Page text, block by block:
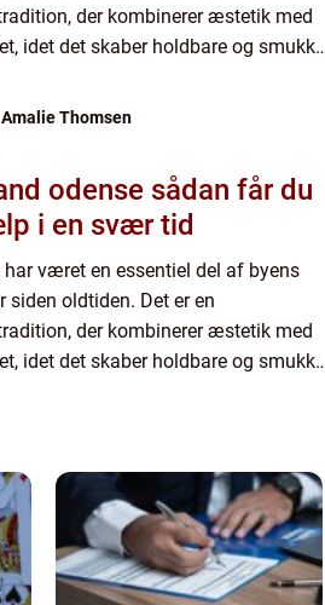
der kombinerer æstetik med
idet det skaber holdbare og smukke
Amalie Thomsen
sådan får du
i en svær tid
været en essentiel del af byens
siden oldtiden. Det er en
der kombinerer æstetik med
idet det skaber holdbare og smukke